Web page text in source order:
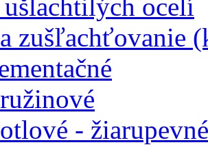
ocelí
zušľachťovanie
- žiarupevné